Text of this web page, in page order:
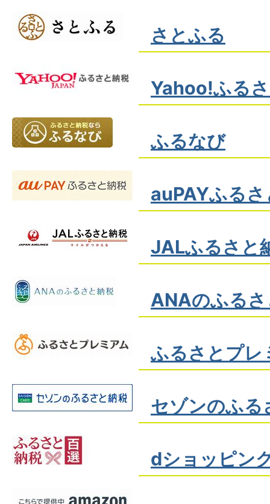
さとふる
Yahoo!ふる
ふるなび
auPAYふるさ
JALふるさと
ANAのふる
ふるさとプレ
セゾンのふる
dショッピン